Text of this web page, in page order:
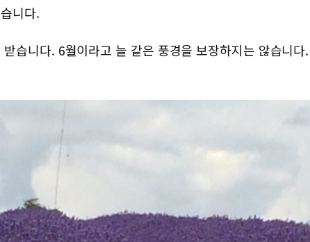
니다.
습니다. 6월이라고 늘 같은 풍경을 보장하지는 않습니